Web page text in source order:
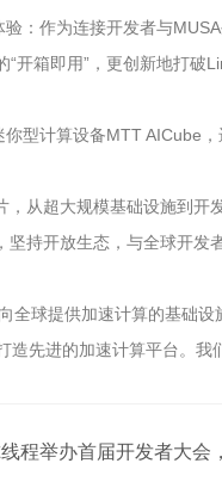
验：作为连接开发者与
开箱即用”，更创新地打
你型计算设备MTT AICube
从超大规模基础设施到
坚持开放生态，与全球开
全球提供加速计算的基础
造先进的加速计算平台。我
程举办首届开发者大